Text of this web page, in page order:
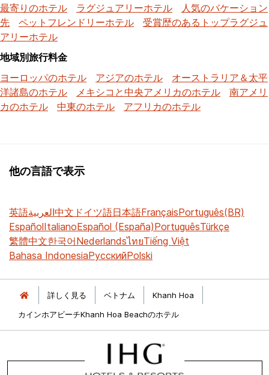
最寄りのホテル
ラグジュアリーホテル
人気のバケーション
先
ペットフレンドリーホテル
受賞歴のあるトップラグジュ
アリーホテル
地域別旅行料金
ヨーロッパのホテル
アジアのホテル
オーストラリア＆太平
洋諸島のホテル
メキシコと中央アメリカのホテル
南アメリ
カのホテル
中東のホテル アフリカのホテル
他の言語で表示
英語العربية中文 ドイツ語日本語FrançaisPortuguês(BR)
EspañolItalianoEspañol (España)PortuguêsTürkçe
繁體中文한국어NederlandsไทยTiếng Việt
Bahasa IndonesiaРусскийPolski
詳しく見る ベトナム
Khanh Hoa
カインホアビーチKhanh Hoa Beachのホテル